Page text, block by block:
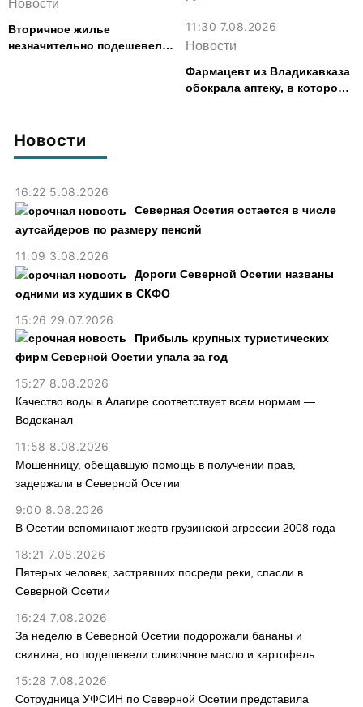
Новости
16:22 5.08.2026
Северная Осетия остается в числе
аутсайдеров по размеру пенсий
11:09 3.08.2026
Дороги Северной Осетии названы
одними из худших в СКФО
15:26 29.07.2026
Прибыль крупных туристических
фирм Северной Осетии упала за год
15:27 8.08.2026
Качество воды в Алагире соответствует всем нормам —
Водоканал
11:58 8.08.2026
Мошенницу, обещавшую помощь в получении прав,
задержали в Северной Осетии
9:00 8.08.2026
В Осетии вспоминают жертв грузинской агрессии 2008 года
18:21 7.08.2026
Пятерых человек, застрявших посреди реки, спасли в
Северной Осетии
16:24 7.08.2026
За неделю в Северной Осетии подорожали бананы и
свинина, но подешевели сливочное масло и картофель
15:28 7.08.2026
Сотрудница УФСИН по Северной Осетии представила
Новости
Вторичное жилье
незначительно подешевело
11:30 7.08.2026
Новости
Фармацевт из Владикавказа
обокрала аптеку, в которой